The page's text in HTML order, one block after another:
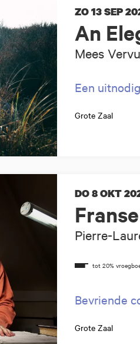
An
Mees
ZO 13 SEP
Een
Grote Zaal
Pierre-
DO 8 OKT
Bevriende
Grote Zaal